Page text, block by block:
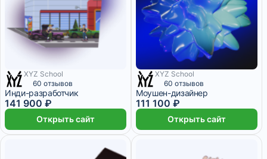
19 месяцев
XYZ School
60 отзывов
Инди-разработчик
141 900 ₽
Открыть сайт
6 месяцев
XYZ School
60 отзывов
Моушен-дизайнер
111 100 ₽
Открыть сайт